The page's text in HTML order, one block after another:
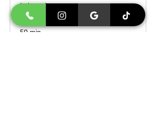
Leia mais
50 min